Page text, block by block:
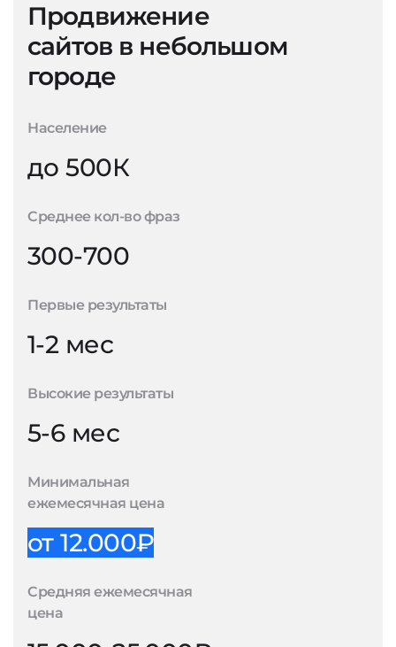
Продвижение
сайтов в небольшом
городе
Население
до 500К
Среднее кол-во фраз
300-700
Первые результаты
1-2 мес
Высокие результаты
5-6 мес
Минимальная
ежемесячная цена
от 12.000₽
Средняя ежемесячная
цена